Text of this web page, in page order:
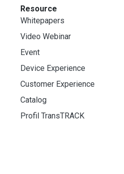
Resource
Whitepapers
Video Webinar
Event
Device Experience
Customer Experience
Catalog
Profil TransTRACK